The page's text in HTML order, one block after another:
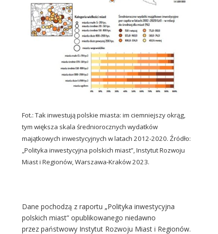
Fot.: Tak inwestują polskie miasta: im ciemniejszy okrąg,
tym większa skala średniorocznych wydatków
majątkowych inwestycyjnych w latach 2012-2020. Źródło:
„Polityka inwestycyjna polskich miast”, Instytut Rozwoju
Miast i Regionów, Warszawa-Kraków 2023.
Dane pochodzą z raportu „Polityka inwestycyjna
polskich miast” opublikowanego niedawno
przez państwowy Instytut Rozwoju Miast i Regionów.